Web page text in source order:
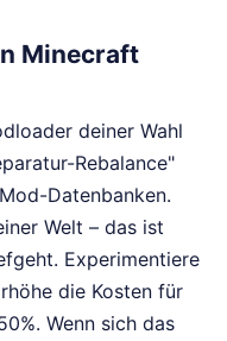
Minecraft
deiner Wahl
Rebalance"
Datenbanken.
Welt – das ist
Experimentiere
die Kosten für
Wenn sich das